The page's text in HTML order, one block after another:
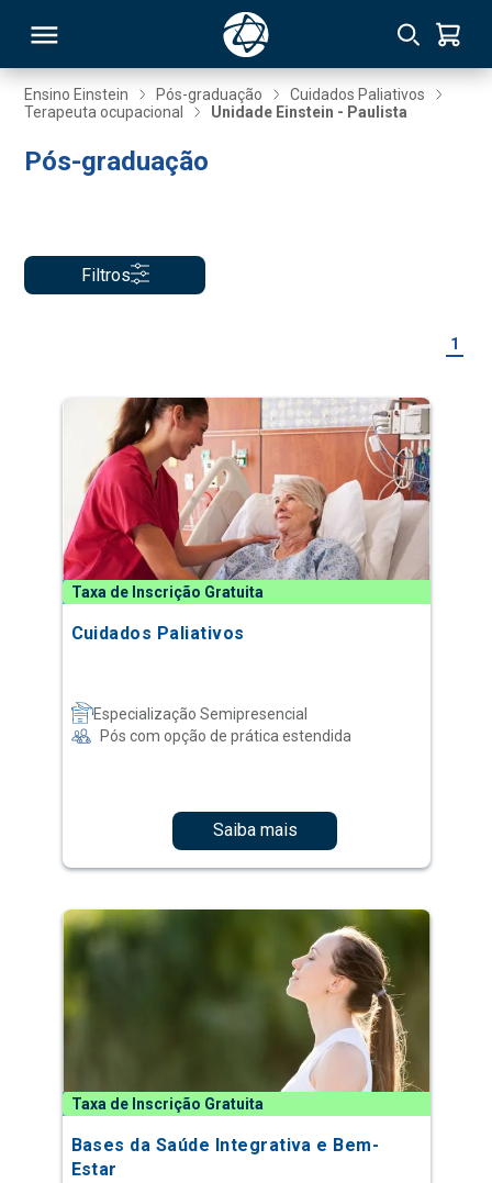
Ensino Einstein Pós-graduação
Cuidados Paliativos
Terapeuta ocupacional
Unidade Einstein - Paulista
Pós-graduação
Filtros
1
Taxa de Inscrição Gratuita
Cuidados Paliativos
Especialização Semipresencial
Pós com opção de prática estendida
Saiba mais
Taxa de Inscrição Gratuita
Bases da Saúde Integrativa e Bem-
Estar